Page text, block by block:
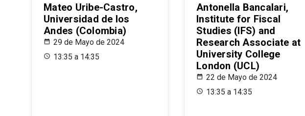
Mateo Uribe-Castro,
Universidad de los
Andes (Colombia)
29 de Mayo de 2024
13:35 a 14:35
Antonella Bancalari,
Institute for Fiscal
Studies (IFS) and
Research Associate at
University College
London (UCL)
22 de Mayo de 2024
13:35 a 14:35